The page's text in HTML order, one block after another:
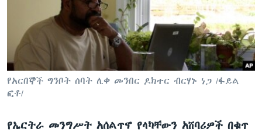
ቋንቋዎች
የአርበኞች ግንቦት ሰባት ሊቀ መንበር ዶክተር ብርሃኑ ነጋ /ፋይል
ፎቶ/
የኤርትራ መንግሥት አሰልጥኖ የላካቸውን አሸባሪዎች በቁጥ